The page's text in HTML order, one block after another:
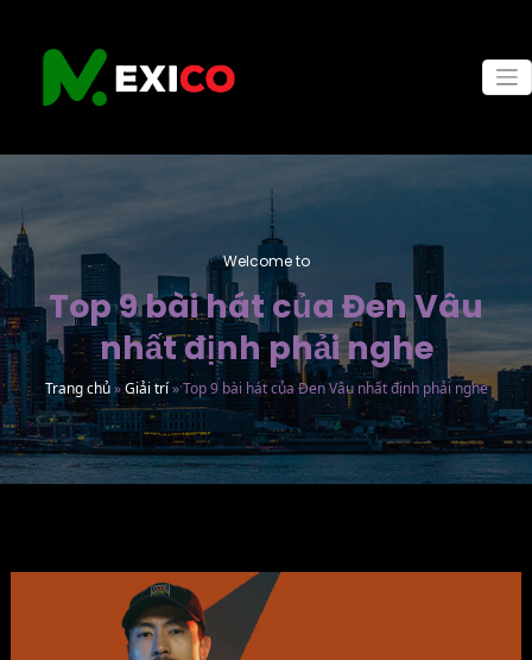
content
Welcome to
Top 9 bài hát của Đen Vâu
nhất định phải nghe
Trang chủ»Giải trí»Top 9 bài hát của Đen Vâu nhất định phải nghe